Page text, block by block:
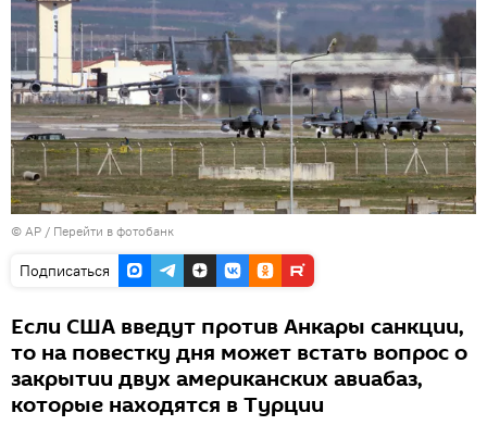
© AP / Перейти в фотобанк
Подписаться
Если США введут против Анкары санкции,
то на повестку дня может встать вопрос о
закрытии двух американских авиабаз,
которые находятся в Турции